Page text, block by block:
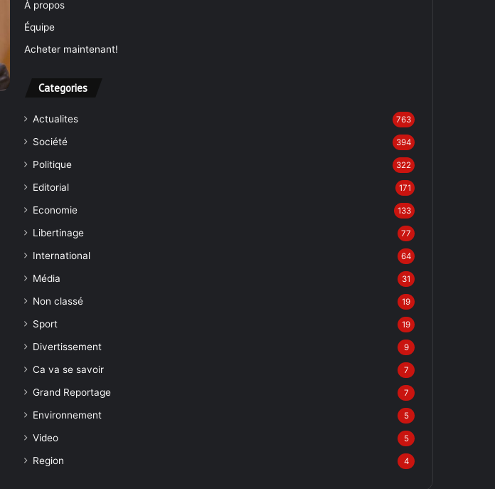
À propos
Équipe
Acheter maintenant!
Categories
Actualites 763
Société 394
Politique 322
Editorial 171
Economie 133
Libertinage 77
International 64
Média 31
Non classé 19
Sport 19
Divertissement 9
Ca va se savoir 7
Grand Reportage 7
Environnement 5
Video 5
Region 4